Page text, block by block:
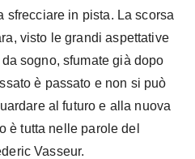
sfrecciare in pista. La scorsa
visto le grandi aspettative
sogno, sfumate già dopo
è passato e non si può
al futuro e alla nuova
è tutta nelle parole del
Vasseur.